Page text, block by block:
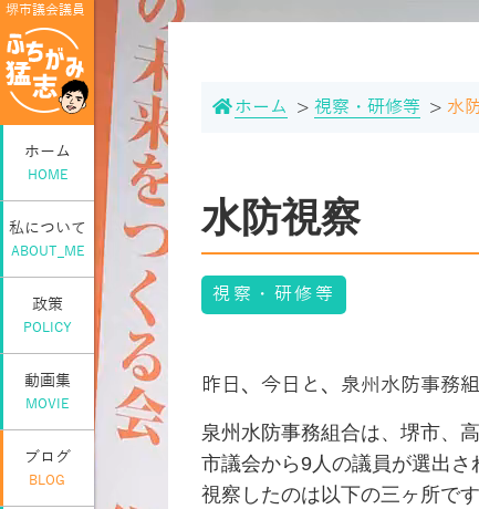
堺市議会議員
ホーム
HOME
私について
ABOUT_ME
政策
POLICY
動画集
MOVIE
ブログ
BLOG
ホーム 視察・研修等 水
水防視察
視察・研修等
昨日、今日と、泉州水防事務
泉州水防事務組合は、堺市、
市議会から9人の議員が選出さ
視察したのは以下の三ヶ所です